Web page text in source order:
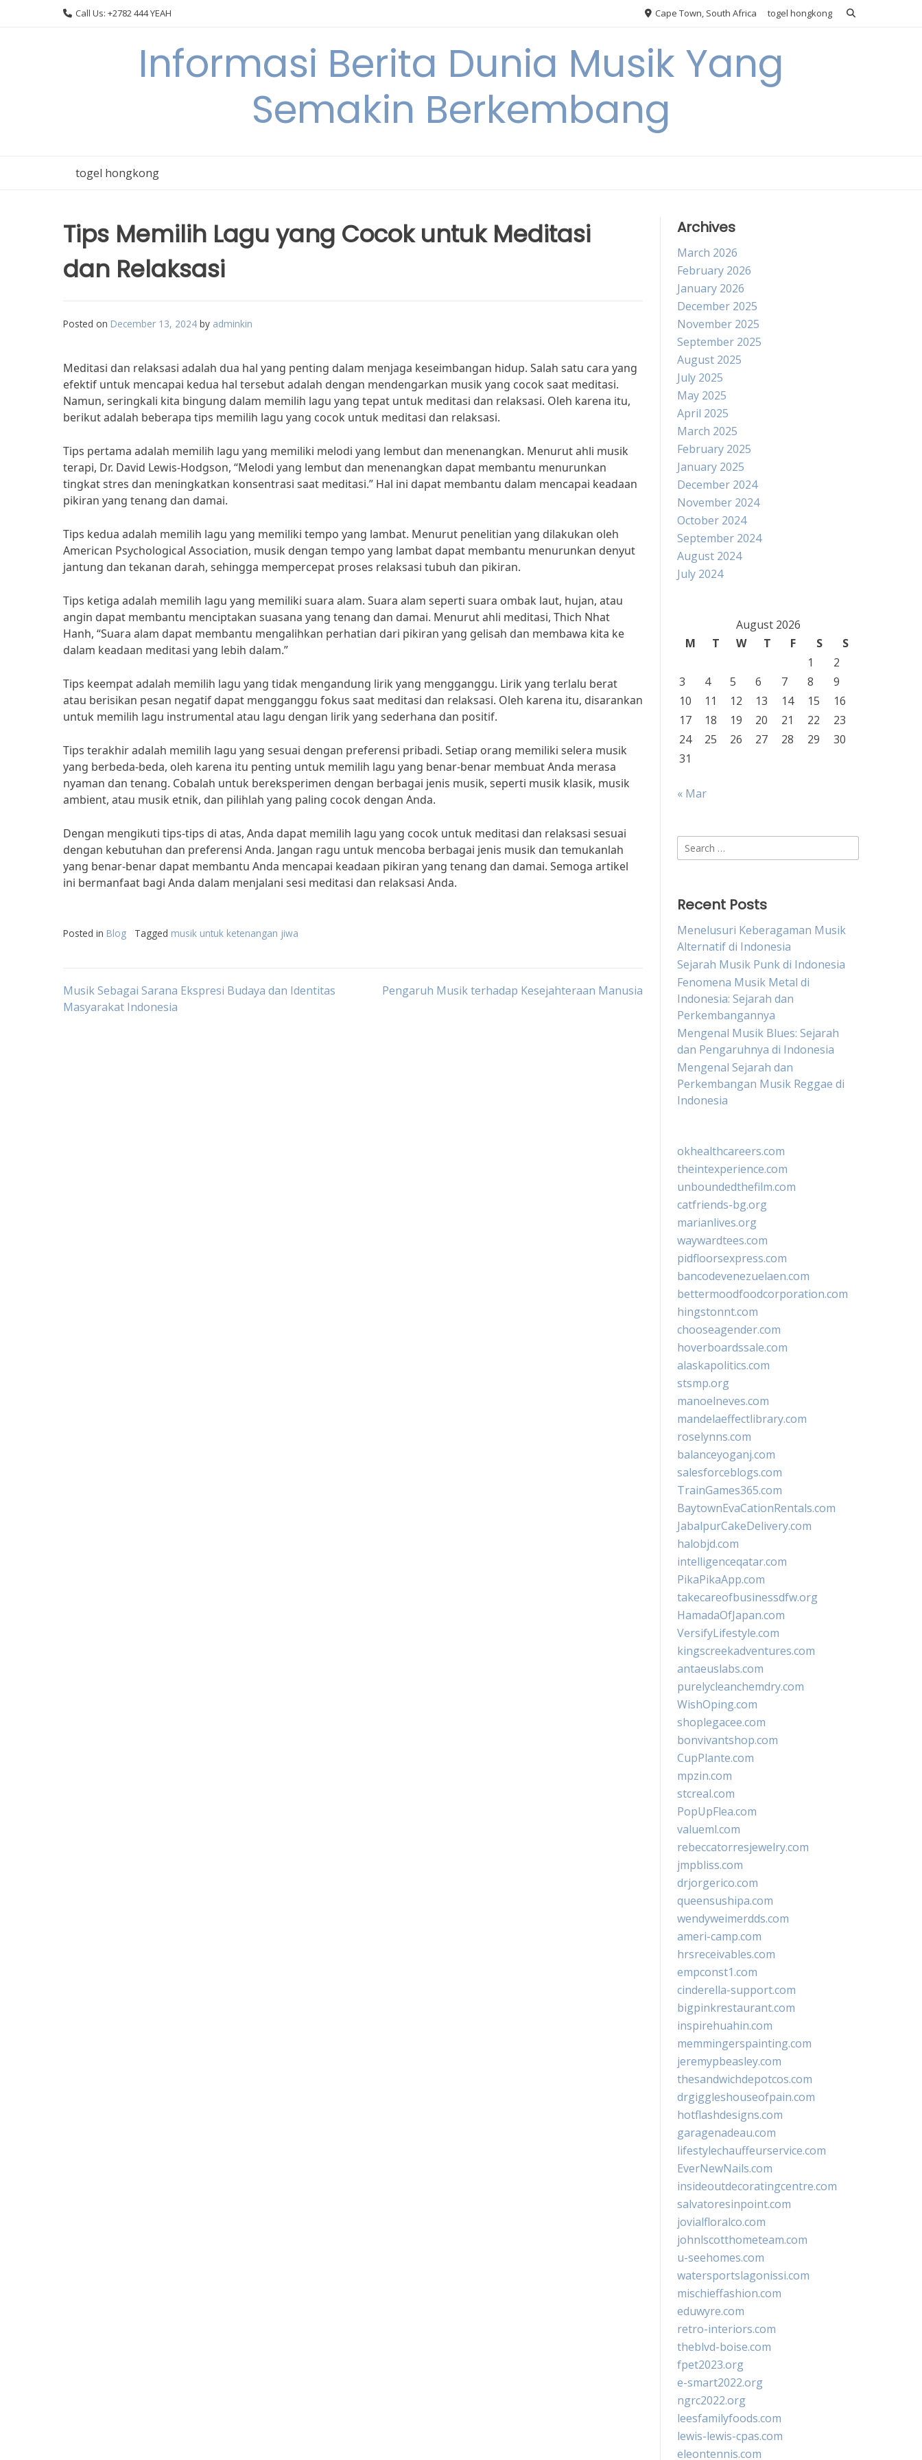
Call Us: +2782 444 YEAH Cape Town, South Africa togel hongkong
Informasi Berita Dunia Musik Yang
Semakin Berkembang
togel hongkong
Tips Memilih Lagu yang Cocok untuk Meditasi
dan Relaksasi
Posted on December 13, 2024 by adminkin
Meditasi dan relaksasi adalah dua hal yang penting dalam menjaga keseimbangan hidup. Salah satu cara yang
efektif untuk mencapai kedua hal tersebut adalah dengan mendengarkan musik yang cocok saat meditasi.
Namun, seringkali kita bingung dalam memilih lagu yang tepat untuk meditasi dan relaksasi. Oleh karena itu,
berikut adalah beberapa tips memilih lagu yang cocok untuk meditasi dan relaksasi.
Tips pertama adalah memilih lagu yang memiliki melodi yang lembut dan menenangkan. Menurut ahli musik
terapi, Dr. David Lewis-Hodgson, “Melodi yang lembut dan menenangkan dapat membantu menurunkan
tingkat stres dan meningkatkan konsentrasi saat meditasi.” Hal ini dapat membantu dalam mencapai keadaan
pikiran yang tenang dan damai.
Tips kedua adalah memilih lagu yang memiliki tempo yang lambat. Menurut penelitian yang dilakukan oleh
American Psychological Association, musik dengan tempo yang lambat dapat membantu menurunkan denyut
jantung dan tekanan darah, sehingga mempercepat proses relaksasi tubuh dan pikiran.
Tips ketiga adalah memilih lagu yang memiliki suara alam. Suara alam seperti suara ombak laut, hujan, atau
angin dapat membantu menciptakan suasana yang tenang dan damai. Menurut ahli meditasi, Thich Nhat
Hanh, “Suara alam dapat membantu mengalihkan perhatian dari pikiran yang gelisah dan membawa kita ke
dalam keadaan meditasi yang lebih dalam.”
Tips keempat adalah memilih lagu yang tidak mengandung lirik yang mengganggu. Lirik yang terlalu berat
atau berisikan pesan negatif dapat mengganggu fokus saat meditasi dan relaksasi. Oleh karena itu, disarankan
untuk memilih lagu instrumental atau lagu dengan lirik yang sederhana dan positif.
Tips terakhir adalah memilih lagu yang sesuai dengan preferensi pribadi. Setiap orang memiliki selera musik
yang berbeda-beda, oleh karena itu penting untuk memilih lagu yang benar-benar membuat Anda merasa
nyaman dan tenang. Cobalah untuk bereksperimen dengan berbagai jenis musik, seperti musik klasik, musik
ambient, atau musik etnik, dan pilihlah yang paling cocok dengan Anda.
Dengan mengikuti tips-tips di atas, Anda dapat memilih lagu yang cocok untuk meditasi dan relaksasi sesuai
dengan kebutuhan dan preferensi Anda. Jangan ragu untuk mencoba berbagai jenis musik dan temukanlah
yang benar-benar dapat membantu Anda mencapai keadaan pikiran yang tenang dan damai. Semoga artikel
ini bermanfaat bagi Anda dalam menjalani sesi meditasi dan relaksasi Anda.
Posted in Blog Tagged musik untuk ketenangan jiwa
Post
Musik Sebagai Sarana Ekspresi Budaya dan Identitas
Masyarakat Indonesia
Pengaruh Musik terhadap Kesejahteraan Manusia
Archives
March 2026
February 2026
January 2026
December 2025
November 2025
September 2025
August 2025
July 2025
May 2025
April 2025
March 2025
February 2025
January 2025
December 2024
November 2024
October 2024
September 2024
August 2024
July 2024
August 2026
M
T W T F S
S
1
2
3
4 5 6 7 8
9
10
11 12 13 14 15
16
17
18 19 20 21 22
23
24
25 26 27 28 29
30
31
« Mar
Search
for:
Recent Posts
Menelusuri Keberagaman Musik
Alternatif di Indonesia
Sejarah Musik Punk di Indonesia
Fenomena Musik Metal di
Indonesia: Sejarah dan
Perkembangannya
Mengenal Musik Blues: Sejarah
dan Pengaruhnya di Indonesia
Mengenal Sejarah dan
Perkembangan Musik Reggae di
Indonesia
okhealthcareers.com
theintexperience.com
unboundedthefilm.com
catfriends-bg.org
marianlives.org
waywardtees.com
pidfloorsexpress.com
bancodevenezuelaen.com
bettermoodfoodcorporation.com
hingstonnt.com
chooseagender.com
hoverboardssale.com
alaskapolitics.com
stsmp.org
manoelneves.com
mandelaeffectlibrary.com
roselynns.com
balanceyoganj.com
salesforceblogs.com
TrainGames365.com
BaytownEvaCationRentals.com
JabalpurCakeDelivery.com
halobjd.com
intelligenceqatar.com
PikaPikaApp.com
takecareofbusinessdfw.org
HamadaOfJapan.com
VersifyLifestyle.com
kingscreekadventures.com
antaeuslabs.com
purelycleanchemdry.com
WishOping.com
shoplegacee.com
bonvivantshop.com
CupPlante.com
mpzin.com
stcreal.com
PopUpFlea.com
valueml.com
rebeccatorresjewelry.com
jmpbliss.com
drjorgerico.com
queensushipa.com
wendyweimerdds.com
ameri-camp.com
hrsreceivables.com
empconst1.com
cinderella-support.com
bigpinkrestaurant.com
inspirehuahin.com
memmingerspainting.com
jeremypbeasley.com
thesandwichdepotcos.com
drgiggleshouseofpain.com
hotflashdesigns.com
garagenadeau.com
lifestylechauffeurservice.com
EverNewNails.com
insideoutdecoratingcentre.com
salvatoresinpoint.com
jovialfloralco.com
johnlscotthometeam.com
u-seehomes.com
watersportslagonissi.com
mischieffashion.com
eduwyre.com
retro-interiors.com
theblvd-boise.com
fpet2023.org
e-smart2022.org
ngrc2022.org
leesfamilyfoods.com
lewis-lewis-cpas.com
eleontennis.com